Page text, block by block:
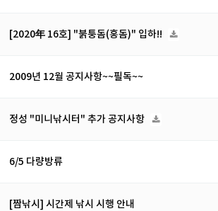
[2020年 16호] "붉퉁돔(홍돔)" 입하!!
2009년 12월 공지사항~~필독~~
정성 "미니낚시터" 추가 공지사항
6/5 다량방류
[짬낚시] 시간제 낚시 시행 안내